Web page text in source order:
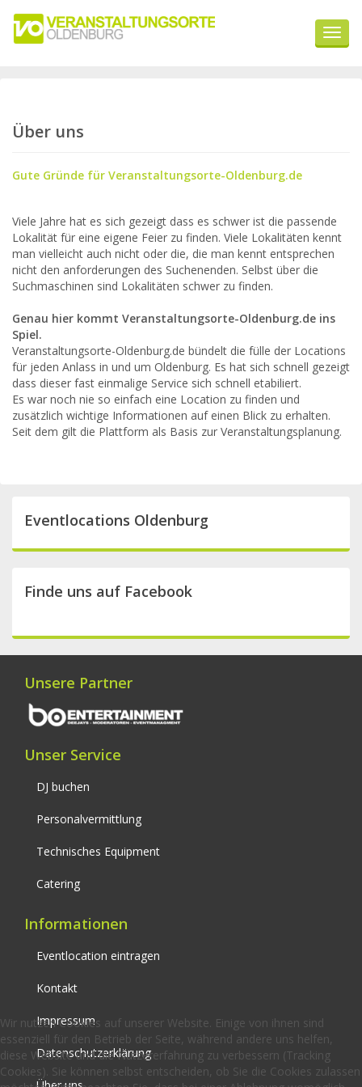
ein-/
Über uns
Gute Gründe für Veranstaltungsorte-Oldenburg.de
Viele Jahre hat es sich gezeigt dass es schwer ist die passende
Lokalität für eine eigene Feier zu finden. Viele Lokalitäten kennt
man vielleicht auch nicht oder die, die man kennt entsprechen
nicht den anforderungen des Suchenenden. Selbst über die
Suchmaschinen sind Lokalitäten schwer zu finden.
Genau hier kommt Veranstaltungsorte-Oldenburg.de ins
Spiel.
Veranstaltungsorte-Oldenburg.de bündelt die fülle der Locations
für jeden Anlass in und um Oldenburg. Es hat sich schnell gezeigt
dass dieser fast einmalige Service sich schnell etabiliert.
Es war noch nie so einfach eine Location zu finden und
zusätzlich wichtige Informationen auf einen Blick zu erhalten.
Seit dem gilt die Plattform als Basis zur Veranstaltungsplanung.
Eventlocations Oldenburg
Finde uns auf Facebook
Unsere Partner
Unser Service
DJ buchen
Personalvermittlung
Technisches Equipment
Catering
Informationen
Eventlocation eintragen
Kontakt
Impressum
Datenschutzerklärung
Wir nutzen Cookies auf unserer Website. Einige von ihnen sind
essenziell für den Betrieb der Seite, während andere uns helfen,
diese Website und die Nutzererfahrung zu verbessern (Tracking
Cookies). Sie können selbst entscheiden, ob Sie die Cookies zulassen